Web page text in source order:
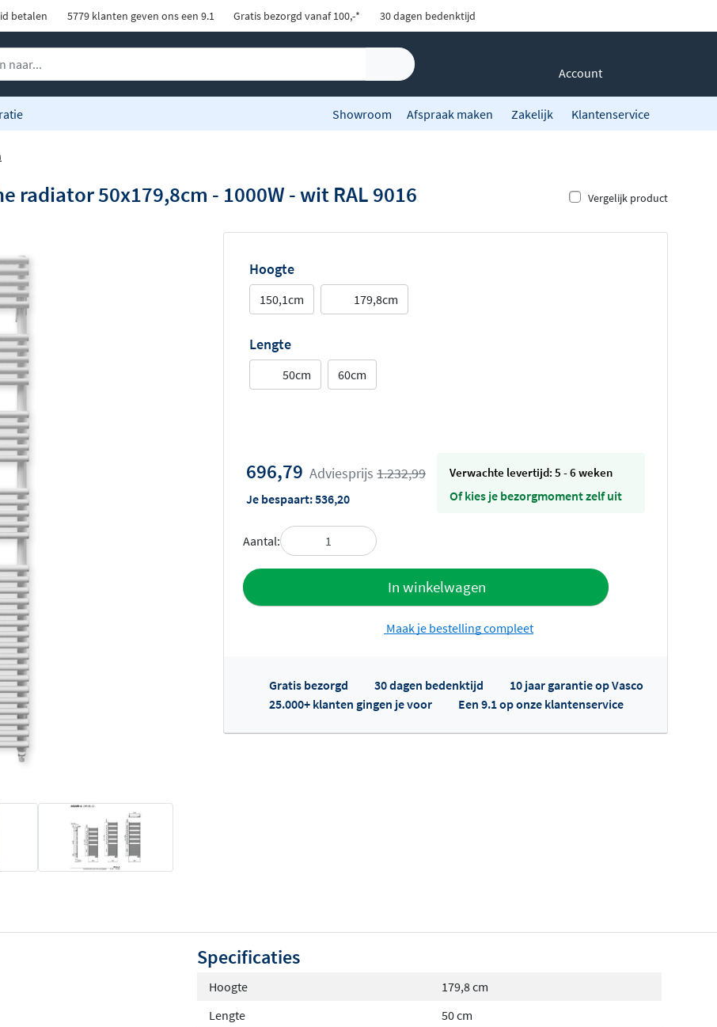
betalen 5779 klanten geven ons een 9.1 Gratis bezorgd vanaf 100,-* 30 dagen bedenktijd
Account
Showroom Afspraak maken Zakelijk Klantenservice
radiator 50x179,8cm - 1000W - wit RAL 9016 Vergelijk product
Hoogte
150,1cm 179,8cm
Lengte
50cm 60cm
696,79 Adviesprijs 1.232,99
Je bespaart:536,20
Verwachte levertijd: 5 - 6 weken
Of kies je bezorgmoment zelf uit
Aantal:
In winkelwagen
Toevoegen aan offerte
Offertes ophalen...
Maak je bestelling compleet
Gratis bezorgd 30 dagen bedenktijd
10 jaar garantie op Vasco
25.000+ klanten gingen je voor
Een 9.1 op onze klantenservice
Specificaties
Hoogte
179,8 cm
Lengte
50 cm